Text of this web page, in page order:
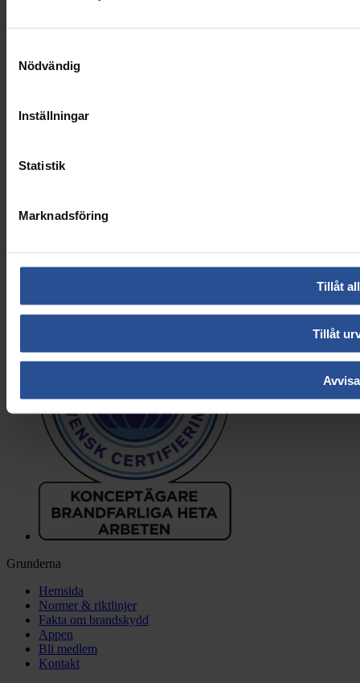
Nödvändig
Inställningar
Statistik
Marknadsföring
Tillåt
Tillåt
Avvisa
Grunderna
Hemsida
Normer & riktlinjer
Fakta om brandskydd
Appen
Bli medlem
Kontakt